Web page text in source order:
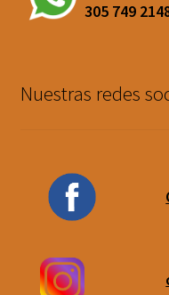
305 749
Nuestras redes